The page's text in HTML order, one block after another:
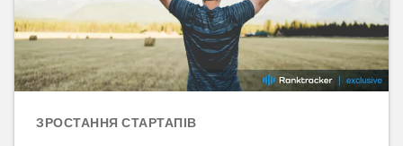
ЗРОСТАННЯ СТАРТАПІВ